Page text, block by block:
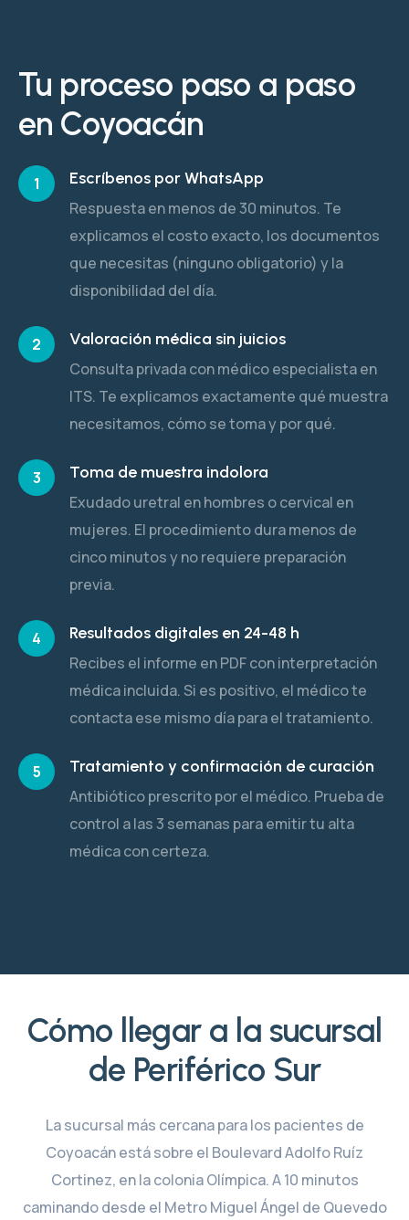
Tu proceso paso a paso
en Coyoacán
1
Escríbenos por WhatsApp
Respuesta en menos de 30 minutos. Te
explicamos el costo exacto, los documentos
que necesitas (ninguno obligatorio) y la
disponibilidad del día.
2
Valoración médica sin juicios
Consulta privada con médico especialista en
ITS. Te explicamos exactamente qué muestra
necesitamos, cómo se toma y por qué.
3
Toma de muestra indolora
Exudado uretral en hombres o cervical en
mujeres. El procedimiento dura menos de
cinco minutos y no requiere preparación
previa.
4
Resultados digitales en 24-48 h
Recibes el informe en PDF con interpretación
médica incluida. Si es positivo, el médico te
contacta ese mismo día para el tratamiento.
5
Tratamiento y confirmación de curación
Antibiótico prescrito por el médico. Prueba de
control a las 3 semanas para emitir tu alta
médica con certeza.
Cómo llegar a la sucursal
de Periférico Sur
La sucursal más cercana para los pacientes de
Coyoacán está sobre el Boulevard Adolfo Ruíz
Cortinez, en la colonia Olímpica. A 10 minutos
caminando desde el Metro Miguel Ángel de Quevedo